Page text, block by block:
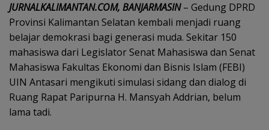
‎JURNALKALIMANTAN.COM, BANJARMASIN – Gedung DPRD
Provinsi Kalimantan Selatan kembali menjadi ruang
belajar demokrasi bagi generasi muda. Sekitar 150
mahasiswa dari Legislator Senat Mahasiswa dan Senat
Mahasiswa Fakultas Ekonomi dan Bisnis Islam (FEBI)
UIN Antasari mengikuti simulasi sidang dan dialog di
Ruang Rapat Paripurna H. Mansyah Addrian, belum
lama tadi.